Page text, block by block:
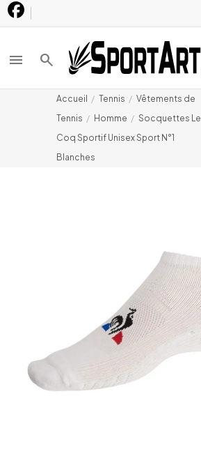
menu search
Accueil Tennis
Vêtements de
Tennis
Homme
Socquettes Le
Coq Sportif Unisex Sport N°1
Blanches